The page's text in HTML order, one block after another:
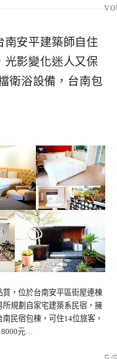
南安平建築師自住
光影變化迷人又保
衛浴設備，台南包
，位於台南安平區街屋連棟
規劃自家宅建築系民宿，擁
民宿包棟，可住14位旅客，
元…